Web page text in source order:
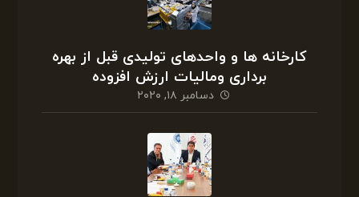
کارخانه ها و واحدهای تولیدی قبل از بهره
برداری ومالیات ارزش افزوده
دسامبر ۱۸, ۲۰۲۰